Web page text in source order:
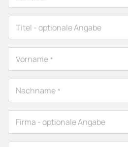
Titel - optionale Angabe
Vorname *
Nachname *
Firma - optionale Angabe